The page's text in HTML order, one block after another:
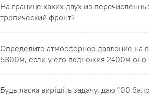
На границе каких двух из
тропический фронт?
Определите атмосферное давление на
5300м, если у его подножия 2400м оно
Будь ласка вирішіть задачу, даю 100